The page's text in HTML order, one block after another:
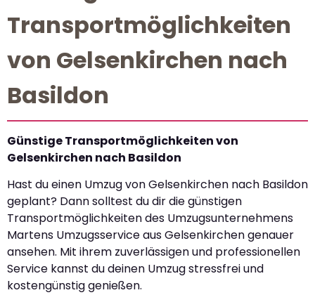
Transportmöglichkeiten
von Gelsenkirchen nach
Basildon
Günstige Transportmöglichkeiten von
Gelsenkirchen nach Basildon
Hast du einen Umzug von Gelsenkirchen nach Basildon
geplant? Dann solltest du dir die günstigen
Transportmöglichkeiten des Umzugsunternehmens
Martens Umzugsservice aus Gelsenkirchen genauer
ansehen. Mit ihrem zuverlässigen und professionellen
Service kannst du deinen Umzug stressfrei und
kostengünstig genießen.